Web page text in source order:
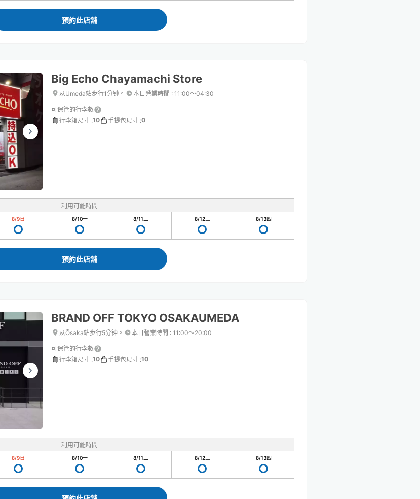
預約此店舖
Big Echo Chayamachi Store
从Umeda站步行1分钟。 本日營業時間 : 11:00〜04:30
可保管的行李數
行李箱尺寸 :10 手提包尺寸 :0
利用可能時間
8/9日 8/10一 8/11二 8/12三 8/13四
預約此店舖
BRAND OFF TOKYO OSAKAUMEDA
从Ōsaka站步行5分钟。 本日營業時間 : 11:00〜20:00
可保管的行李數
行李箱尺寸 :10 手提包尺寸 :10
利用可能時間
8/9日 8/10一 8/11二 8/12三 8/13四